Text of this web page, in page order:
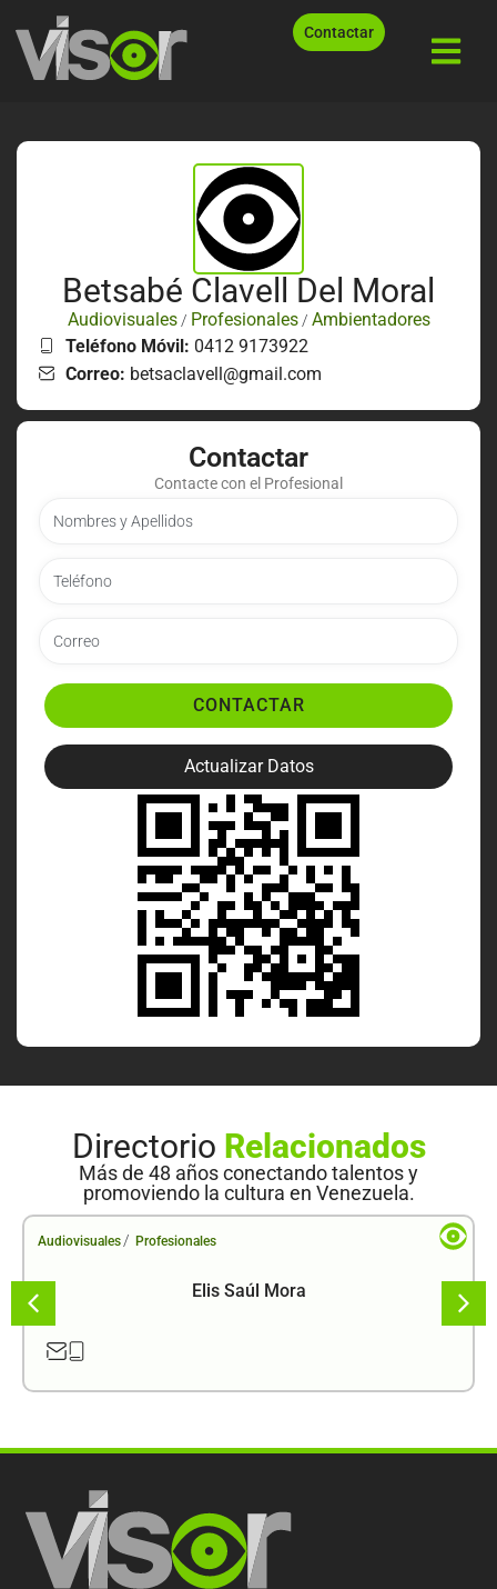
Contactar
Betsabé Clavell Del Moral
Audiovisuales/ Profesionales/ Ambientadores
Teléfono Móvil: 0412 9173922
Correo: betsaclavell@gmail.com
Contactar
Contacte con el Profesional
CONTACTAR
Actualizar Datos
Directorio Relacionados
Más de 48 años conectando talentos y
promoviendo la cultura en Venezuela.
Audiovisuales / Profesionales
Elis Saúl Mora